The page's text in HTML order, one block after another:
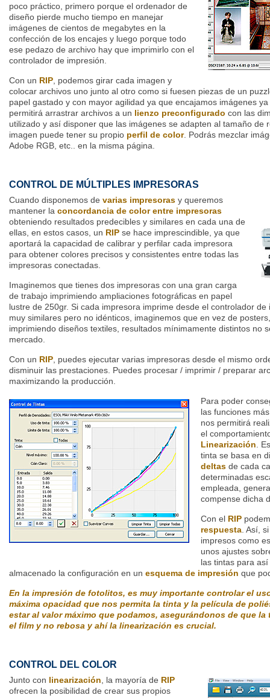
poco práctico, primero porque el ordenador de
diseño pierde mucho tiempo en manejar
imágenes de cientos de megabytes en la
confección de los encajes y luego porque todo
ese pedazo de archivo hay que imprimirlo con el
controlador de impresión.
Con un RIP, podemos girar cada imagen y
colocar archivos uno junto al otro como si fuesen piezas de un
papel gastado y con mayor agilidad ya que encajamos imágenes
permitirá arrastrar archivos a un lienzo preconfigurado con las
utilizado y así disponer que las imágenes se adapten al tamaño de
imagen puede tener su propio perfil de color. Podrás mezclar
Adobe RGB, etc.. en la misma página.
CONTROL DE MÚLTIPLES IMPRESORAS
Cuando disponemos de varias impresoras y queremos
mantener la concordancia de color entre impresoras
obteniendo resultados predecibles y similares en cada una de
ellas, en estos casos, un RIP se hace imprescindible, ya que
aportará la capacidad de calibrar y perfilar cada impresora
para obtener colores precisos y consistentes entre todas las
impresoras conectadas.
Imaginemos que tienes dos impresoras con una gran carga
de trabajo imprimiendo ampliaciones fotográficas en papel
lustre de 250gr. Si cada impresora imprime desde el controlador
muy similares pero no idénticos, imaginemos que en vez de
imprimiendo diseños textiles, resultados mínimamente distintos no
mercado.
Con un RIP, puedes ejecutar varias impresoras desde el mismo
disminuir las prestaciones. Puedes procesar / imprimir / preparar
maximizando la producción.
Para poder
las funciones
nos permitirá
el
Linearización.
tinta se basa en
deltasde cada
determinadas
empleada,
compense dicha
Con el RIP
respuesta. Así,
impresos como
unos ajustes
las tintas para
almacenado la configuración en un esquema de impresión que
En la impresión de fotolitos, es muy importante controlar el
máxima opacidad que nos permita la tinta y la película de
estar al valor máximo que podamos, asegurándonos de que
el film y no rebosa y ahí la linearización es crucial.
CONTROL DEL COLOR
Junto con linearización, la mayoría de RIP
ofrecen la posibilidad de crear sus propios